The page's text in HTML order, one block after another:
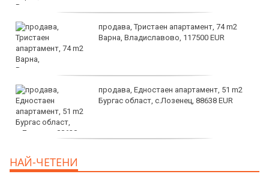
продава, Тристаен апартамент, 74 m2
Варна, Владиславово, 117500 EUR
продава, Едностаен апартамент, 51 m2
Бургас област, с.Лозенец, 88638 EUR
EUR
НАЙ-ЧЕТЕНИ